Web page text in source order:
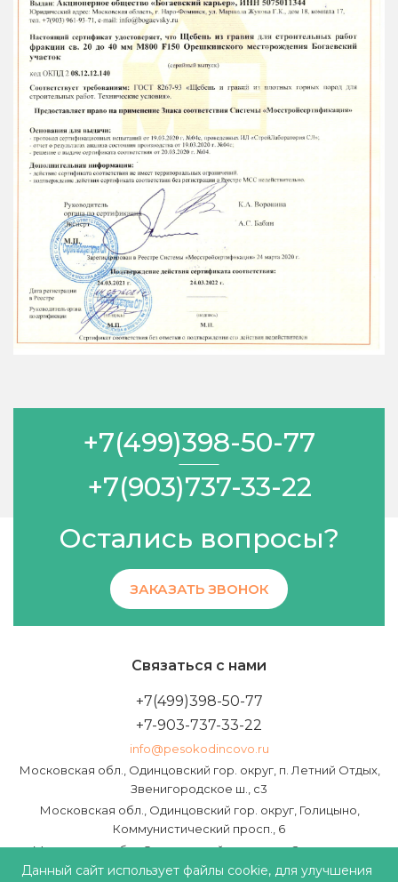
+7(499)398-50-77
+7(903)737-33-22
Остались вопросы?
ЗАКАЗАТЬ ЗВОНОК
Связаться с нами
+7(499)398-50-77
+7-903-737-33-22
info@pesokodincovo.ru
Московская обл., Одинцовский гор. округ, п. Летний Отдых,
Звенигородское ш., с3
Московская обл., Одинцовский гор. округ, Голицыно,
Коммунистический просп., 6
Московская обл., Одинцовский гор. округ, Звенигород,
Пролетарская ул., 40А
Данный сайт использует файлы cookie, для улучшения